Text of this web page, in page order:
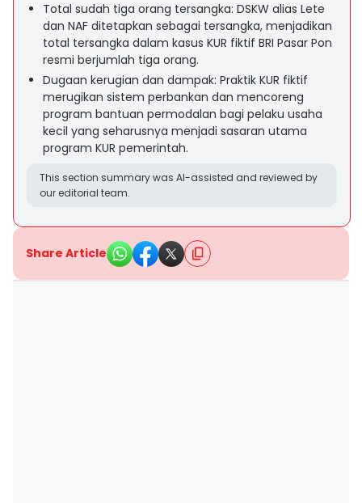
Total sudah tiga orang tersangka: DSKW alias Lete
dan NAF ditetapkan sebagai tersangka, menjadikan
total tersangka dalam kasus KUR fiktif BRI Pasar Pon
resmi berjumlah tiga orang.
Dugaan kerugian dan dampak: Praktik KUR fiktif
merugikan sistem perbankan dan mencoreng
program bantuan permodalan bagi pelaku usaha
kecil yang seharusnya menjadi sasaran utama
program KUR pemerintah.
This section summary was AI-assisted and reviewed by
our editorial team.
Share Article